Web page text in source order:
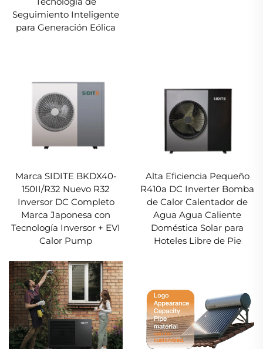
Seguimiento Inteligente
para Generación Eólica
Marca SIDITE BKDX40-
150II/R32 Nuevo R32
Inversor DC Completo
Marca Japonesa con
Tecnología Inversor + EVI
Calor Pump
Alta Eficiencia Pequeño
R410a DC Inverter Bomba
de Calor Calentador de
Agua Agua Caliente
Doméstica Solar para
Hoteles Libre de Pie